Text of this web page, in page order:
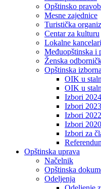
Opštinsko
Mesne zajednice
Turistička
Centar za kulturu
Lokalne
Međuopštinska i
Ženska
Opštinska
OIK u
OIK u
Izbori 2024
Izbori 2023
Izbori 2022
Izbori 2020
Izbori za
Opštinska uprava
Načelnik
Opštinska
Odeljenja